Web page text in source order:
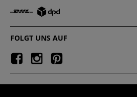
FOLGT UNS AUF